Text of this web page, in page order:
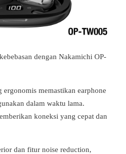
dengan Nakamichi OP-
memastikan earphone
dalam waktu lama.
koneksi yang cepat dan
dan fitur noise reduction,